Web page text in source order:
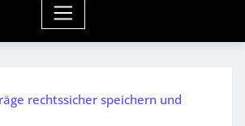
rechtssicher speichern und